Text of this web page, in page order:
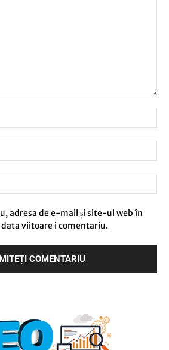
adresa de e-mail și site-ul web în
viitoare i comentariu.